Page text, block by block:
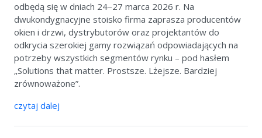
odbędą się w dniach 24–27 marca 2026 r. Na
dwukondygnacyjne stoisko firma zaprasza producentów
okien i drzwi, dystrybutorów oraz projektantów do
odkrycia szerokiej gamy rozwiązań odpowiadających na
potrzeby wszystkich segmentów rynku – pod hasłem
„Solutions that matter. Prostsze. Lżejsze. Bardziej
zrównoważone”.
czytaj dalej